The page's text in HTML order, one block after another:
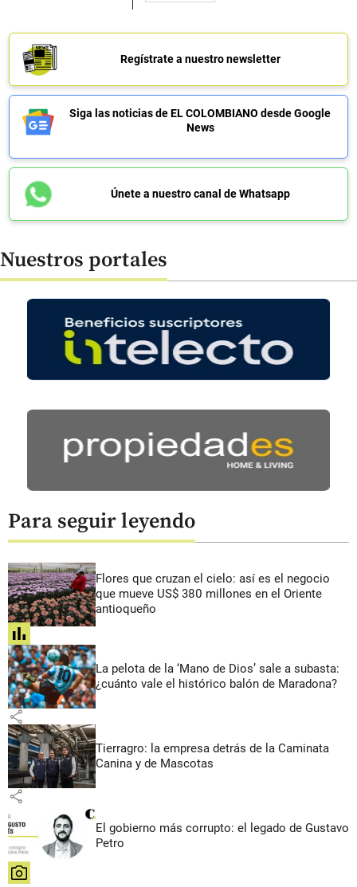
Regístrate a nuestro newsletter
Siga las noticias de EL COLOMBIANO desde Google
News
Únete a nuestro canal de Whatsapp
Nuestros portales
Para seguir leyendo
Flores que cruzan el cielo: así es el negocio
que mueve US$ 380 millones en el Oriente
antioqueño
share
La pelota de la ‘Mano de Dios’ sale a subasta:
¿cuánto vale el histórico balón de Maradona?
share
Tierragro: la empresa detrás de la Caminata
Canina y de Mascotas
share
El gobierno más corrupto: el legado de Gustavo
Petro
share